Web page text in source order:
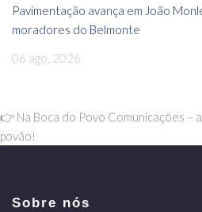
Pavimentação avança em João
moradores do Belmonte
06 ago, 2026
👉 Na Boca do Povo Comunicações –
povão!
Sobre nós